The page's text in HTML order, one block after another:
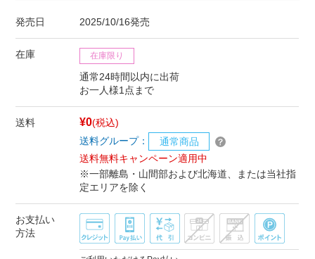
発売日 2025/10/16発売
在庫 在庫限り
通常24時間以内に出荷
お一人様1点まで
送料 ¥0(税込)
送料グループ：
通常商品
送料無料キャンペーン適用中
※一部離島・山間部および北海道、または当社指
定エリアを除く
お支払い
方法